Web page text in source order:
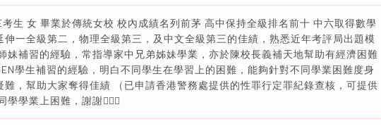
生 女 畢業於傳統女校 校內成績名列前茅 高中保持全級排名前十 中六取得數學
伸一全級第二，物理全級第三，及中文全級第三的佳績，熟悉近年考評局出題模
妹補習的經驗，常指導家中兄弟姊妹學業，亦於陳校長義補天地幫助有經濟困難
學生補習的經驗，明白不同學生在學習上的困難，能夠針對不同學業困難度身
難，幫助大家奪得佳績 （已申請香港警務處提供的性罪行定罪紀錄查核，可提供
學業上困難，謝謝🙇🏻‍♀️